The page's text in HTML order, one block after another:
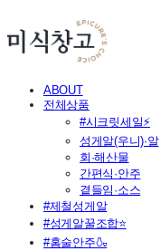
ABOUT
전체상품
#시크릿세일⚡
성게알(우니)·알
회·해산물
간편식·안주
곁들임·소스
#제철성게알
#성게알꿀조합⭐
#홈술안주🍶